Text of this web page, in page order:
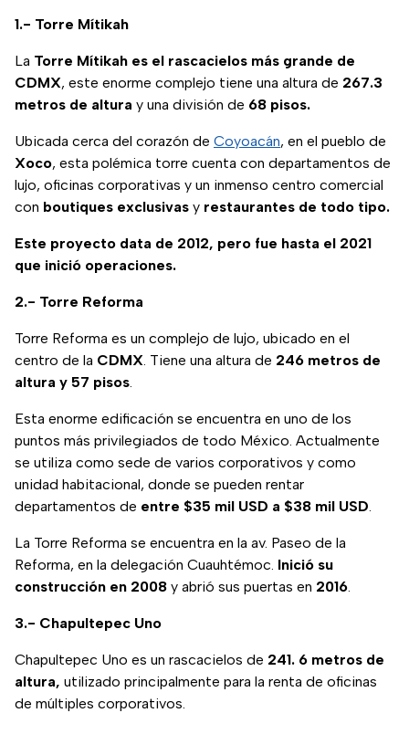
1.- Torre Mítikah
La Torre Mítikah es el rascacielos más grande de
CDMX, este enorme complejo tiene una altura de 267.3
metros de altura y una división de 68 pisos.
Ubicada cerca del corazón de Coyoacán, en el pueblo de
Xoco, esta polémica torre cuenta con departamentos de
lujo, oficinas corporativas y un inmenso centro comercial
con boutiques exclusivas y restaurantes de todo tipo.
Este proyecto data de 2012, pero fue hasta el 2021
que inició operaciones.
2.- Torre Reforma
Torre Reforma es un complejo de lujo, ubicado en el
centro de la CDMX. Tiene una altura de 246 metros de
altura y 57 pisos.
Esta enorme edificación se encuentra en uno de los
puntos más privilegiados de todo México. Actualmente
se utiliza como sede de varios corporativos y como
unidad habitacional, donde se pueden rentar
departamentos de entre $35 mil USD a $38 mil USD.
La Torre Reforma se encuentra en la av. Paseo de la
Reforma, en la delegación Cuauhtémoc. Inició su
construcción en 2008 y abrió sus puertas en 2016.
3.- Chapultepec Uno
Chapultepec Uno es un rascacielos de 241. 6 metros de
altura, utilizado principalmente para la renta de oficinas
de múltiples corporativos.